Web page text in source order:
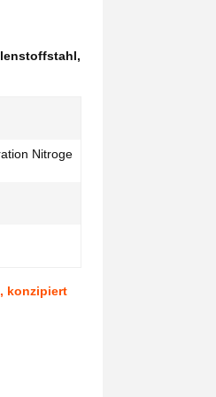
,
Nitroge
konzipiert